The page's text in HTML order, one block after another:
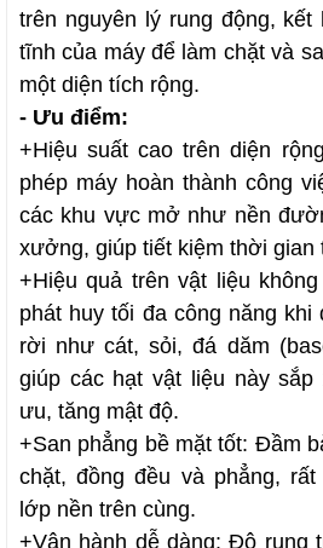
trên nguyên lý rung động,
tĩnh của máy để làm chặt và
một diện tích rộng.
- Ưu điểm:
+Hiệu suất cao trên diện
phép máy hoàn thành công
các khu vực mở như nền
xưởng, giúp tiết kiệm thời gian
+Hiệu quả trên vật liệu
phát huy tối đa công năng khi
rời như cát, sỏi, đá dăm
giúp các hạt vật liệu này
ưu, tăng mật độ.
+San phẳng bề mặt tốt: Đầm
chặt, đồng đều và phẳng,
lớp nền trên cùng.
+Vận hành dễ dàng: Độ rung